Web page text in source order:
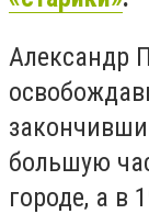
Александр
большую
городе, а в